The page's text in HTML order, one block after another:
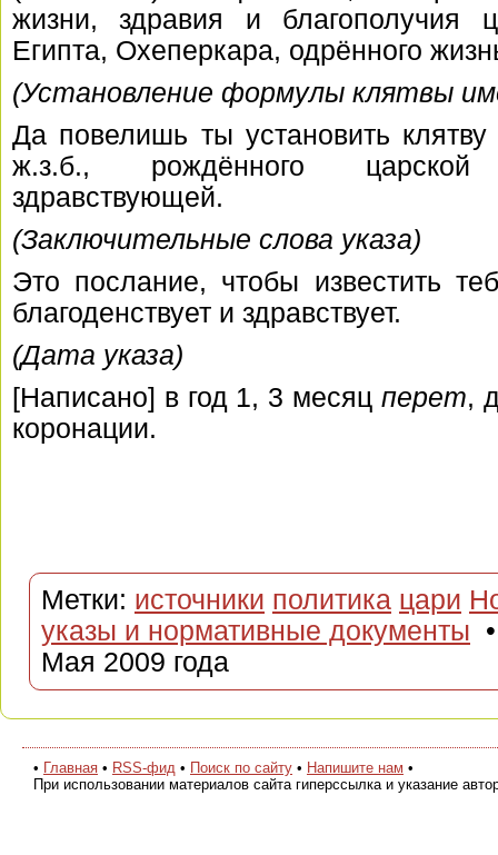
жизни, здравия и благополучия
Египта, Охеперкара, одрённого
(Установление формулы клятвы
Да повелишь ты установить
ж.з.б., рождённого
здравствующей.
(Заключительные слова указа)
Это послание, чтобы известить
благоденствует и здравствует.
(Дата указа)
[Написано] в год 1, 3 месяц перет,
коронации.
Метки: источники политика цари
указы и нормативные документы
Мая 2009 года
• Главная • RSS-фид • Поиск по сайту • Напишите нам •
При использовании материалов сайта гиперссылка и указание